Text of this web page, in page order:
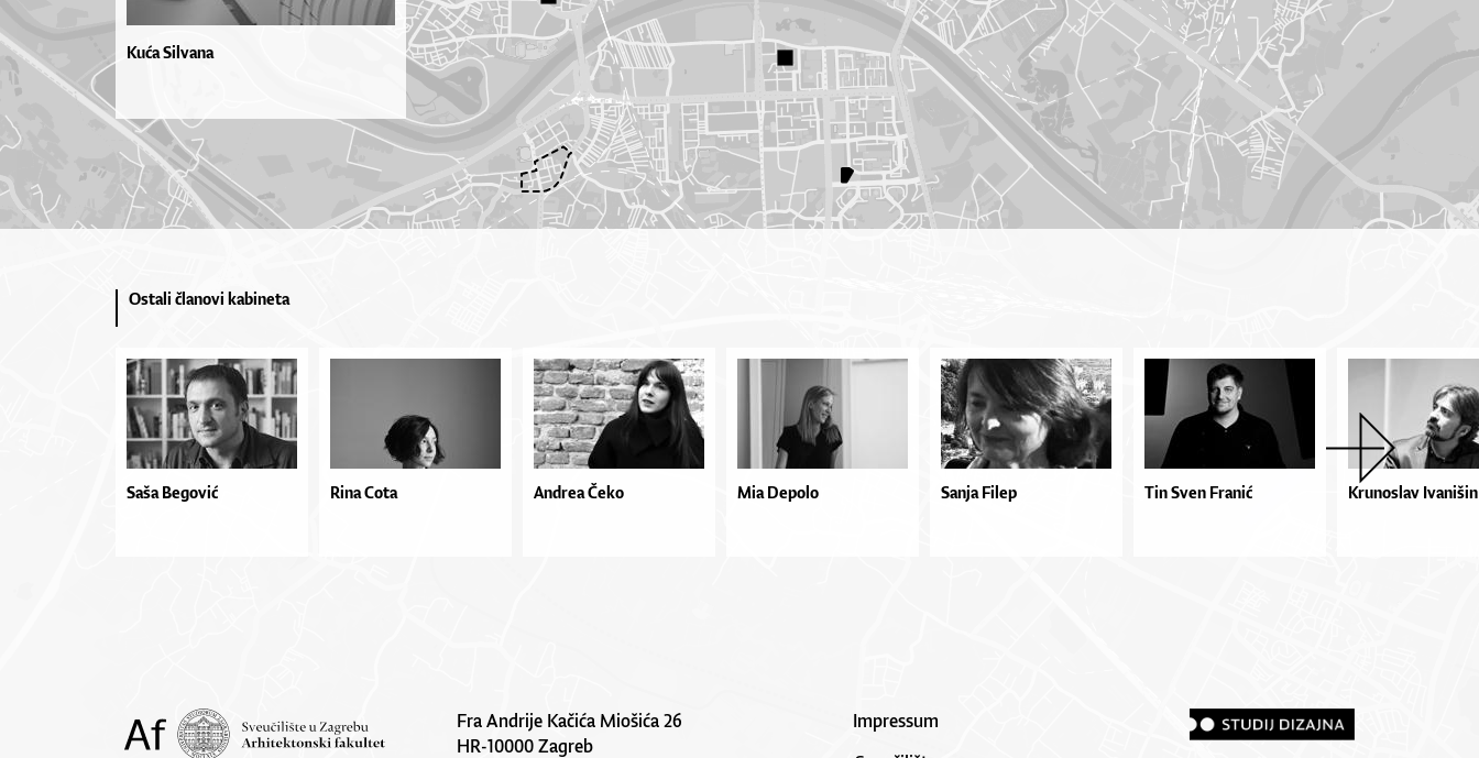
Kuća Silvana
Ostali članovi kabineta
Saša Begović Rina Cota Andrea Čeko Mia Depolo Sanja Filep Tin Sven Franić Krunoslav Ivanišin
Fra Andrije Kačića Miošića 26
HR-10000 Zagreb
Impressum